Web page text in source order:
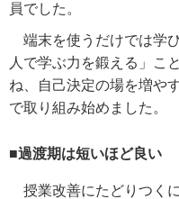
員でした。
端末を使うだけでは学
人で学ぶ力を鍛える」こ
ね、自己決定の場を増や
で取り組み始めました。
■過渡期は短いほど良い
授業改善にたどりつく